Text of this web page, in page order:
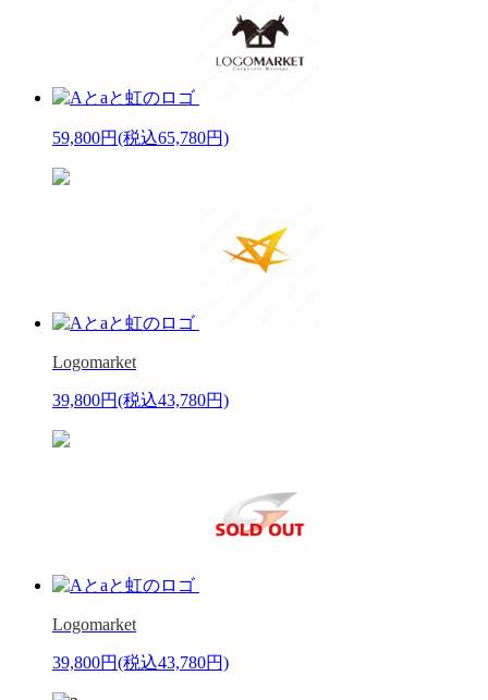
59,800円(税込65,780円)
Logomarket
39,800円(税込43,780円)
Logomarket
39,800円(税込43,780円)